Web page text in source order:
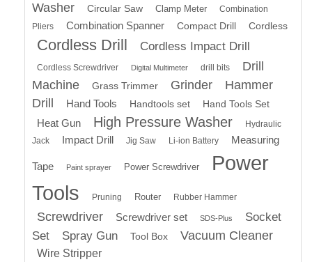
Washer
Circular Saw Clamp Meter
Combination
Pliers
Combination Spanner Compact Drill Cordless
Cordless Drill Cordless Impact Drill
Cordless Screwdriver Digital Multimeter drill bits
Drill
Machine
Grass Trimmer Grinder
Hammer
Drill
Hand Tools Handtools set Hand Tools Set
Heat Gun High Pressure Washer
Hydraulic
Jack
Impact Drill Jig Saw Li-ion Battery Measuring
Tape Paint sprayer Power Screwdriver
Power
Tools
Pruning Router Rubber Hammer
Screwdriver Screwdriver set SDS-Plus
Socket
Set
Spray Gun Tool Box Vacuum Cleaner
Wire Stripper